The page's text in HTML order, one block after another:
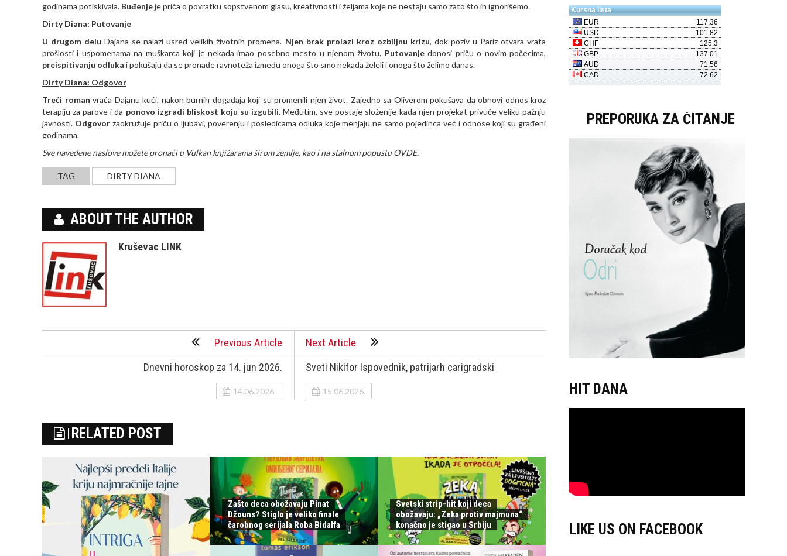
godinama potiskivala. Buđenjeje priča o povratku sopstvenom glasu, kreativnosti i željama koje ne nestaju samo zato što ih ignorišemo.
Dirty Diana: Putovanje
U drugom delu Dajana se nalazi usred velikih životnih promena. Njen brak prolazi kroz ozbiljnu krizu, dok poziv u Pariz otvara vrata
prošlosti i uspomenama na muškarca koji je nekada imao posebno mesto u njenom životu. Putovanjedonosi priču o novim počecima,
preispitivanju odluka i pokušaju da se pronađe ravnoteža između onoga što smo nekada želeli i onoga što želimo danas.
Dirty Diana: Odgovor
Treći roman vraća Dajanu kući, nakon burnih događaja koji su promenili njen život. Zajedno sa Oliverom pokušava da obnovi odnos kroz
terapiju za parove i da ponovo izgradi bliskost koju su izgubili. Međutim, sve postaje složenije kada njen projekat privuče veliku pažnju
javnosti. Odgovorzaokružuje priču o ljubavi, poverenju i posledicama odluka koje menjaju ne samo pojedinca već i odnose koji su građeni
godinama.
Sve navedene naslove možete pronaći u Vulkan knjižarama širom zemlje, kao i na stalnom popustuOVDE.
TAG DIRTY DIANA
ABOUT THE AUTHOR
Kruševac LINK
Previous Article
Dnevni horoskop za 14. jun 2026.
14.06.2026.
Next Article
Sveti Nikifor Ispovednik, patrijarh carigradski
15.06.2026.
RELATED POST
Zašto deca obožavaju Pinat
Džouns? Stiglo je veliko finale
čarobnog serijala Roba Bidalfa
Svetski strip-hit koji deca
obožavaju: „Zeka protiv majmuna“
konačno je stigao u Srbiju
PREPORUKA ZA ČITANJE
HIT DANA
LIKE US ON FACEBOOK